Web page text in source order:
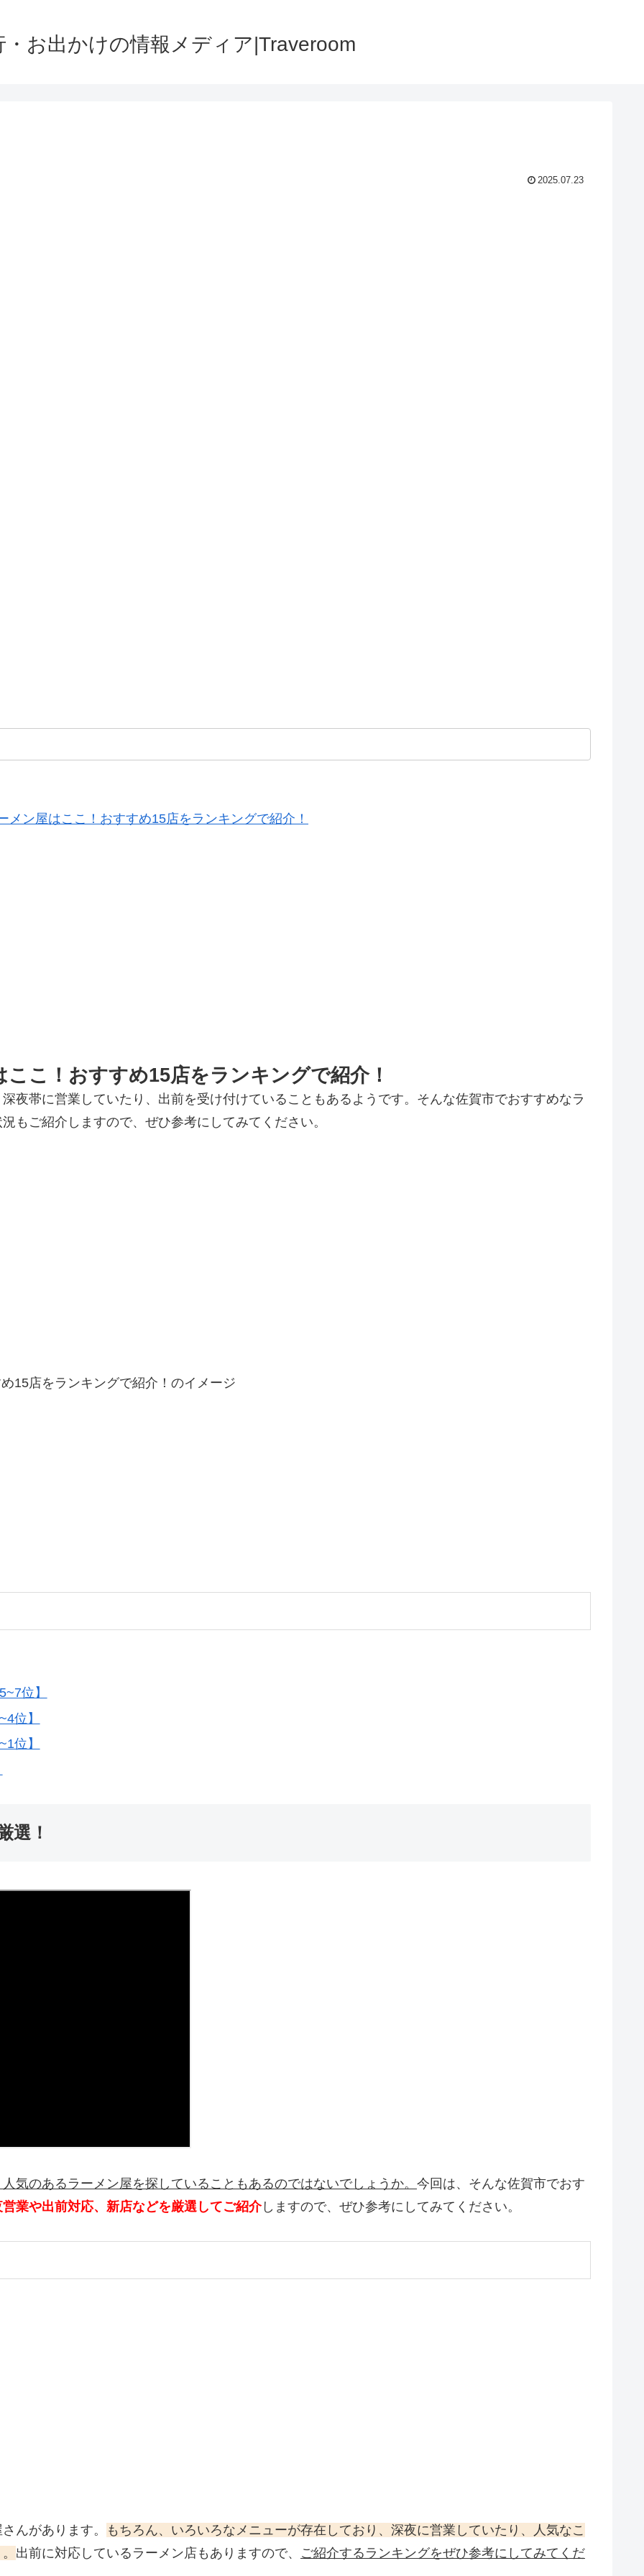
・お出かけの情報メディア|Traveroom
2025.07.23
メン屋はここ！おすすめ15店をランキングで紹介！
こ！おすすめ15店をランキングで紹介！
夜帯に営業していたり、出前を受け付けていることもあるようです。そんな佐賀市でおすすめなラ
もご紹介しますので、ぜひ参考にしてみてください。
位】
位】
位】
選！
気のあるラーメン屋を探していることもあるのではないでしょうか。 今回は、そんな佐賀市でおす
営業や出前対応、新店などを厳選してご紹介しますので、ぜひ参考にしてみてください。
んがあります。
もちろん、いろいろなメニューが存在しており、深夜に営業していたり、人気なこ
出前に対応しているラーメン店もありますので、 ご紹介するランキングをぜひ参考にしてみてくだ